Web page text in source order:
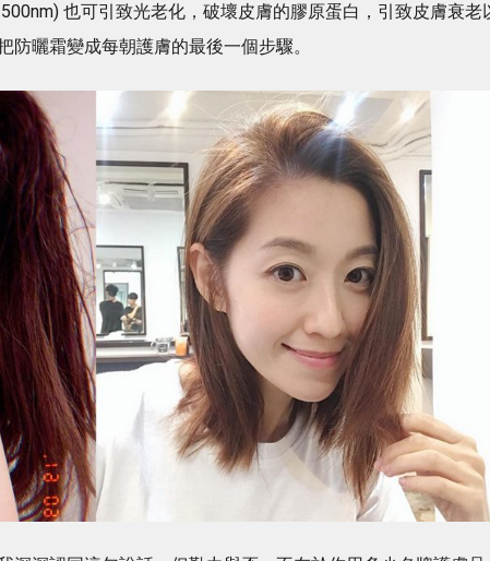
也可引致光老化，破壞皮膚的膠原蛋白，引致皮膚衰老
曬霜變成每朝護膚的最後一個步驟。